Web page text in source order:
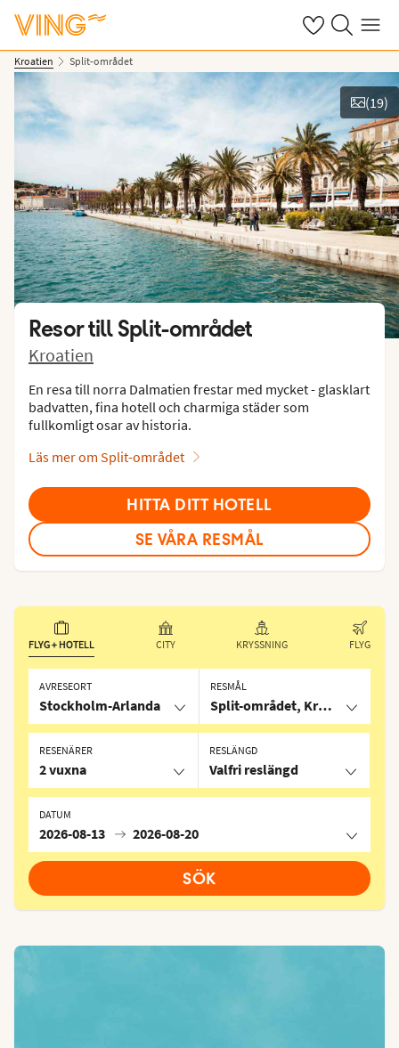
Se dinaSök på ving.se
Meny
Kroatien Split-området
Se bilder
(19)
Resor till Split-området
Kroatien
En resa till norra Dalmatien frestar med mycket - glasklart
badvatten, fina hotell och charmiga städer som
fullkomligt osar av historia.
Läs mer om Split-området
HITTA DITT HOTELL
SE VÅRA RESMÅL
FLYG + HOTELL CITY KRYSSNING FLYG
AVRESEORT
Stockholm-Arlanda
RESMÅL
Split-området, Kroatien
RESLÄNGD
Valfri reslängd
DATUM
2026-08-13 2026-08-20
RESENÄRER
2 vuxna
SÖK